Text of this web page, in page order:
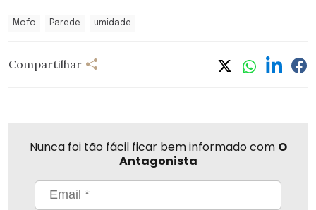
Mofo Parede umidade
Compartilhar
Nunca foi tão fácil ficar bem informado com O
Antagonista